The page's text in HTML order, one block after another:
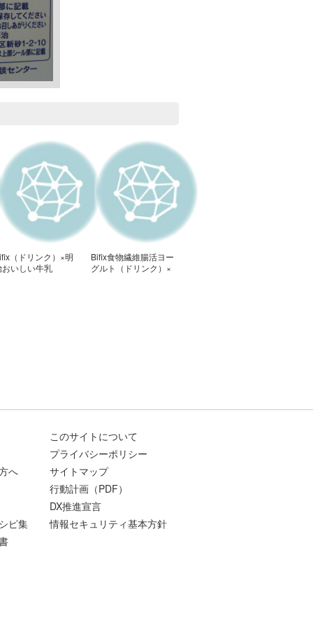
（ドリンク）×明
おいしい牛乳
Bifix食物繊維腸活ヨー
グルト（ドリンク）×
へ
ピ集
このサイトについて
プライバシーポリシー
サイトマップ
行動計画（PDF）
DX推進宣言
情報セキュリティ基本方針